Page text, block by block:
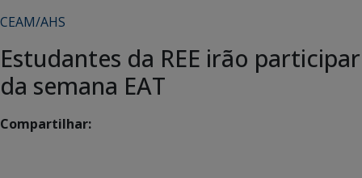
CEAM/AHS
Estudantes da REE irão participar
da semana EAT
Compartilhar: